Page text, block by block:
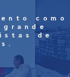
como
de